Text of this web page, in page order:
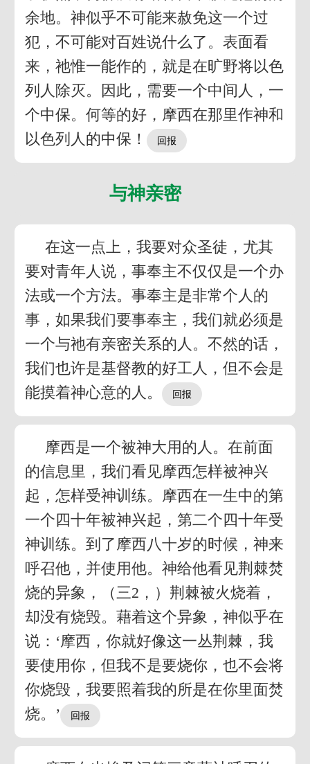
余地。神似乎不可能来赦免这一个过
犯，不可能对百姓说什么了。表面看
来，祂惟一能作的，就是在旷野将以色
列人除灭。因此，需要一个中间人，一
个中保。何等的好，摩西在那里作神和
以色列人的中保！
与神亲密
在这一点上，我要对众圣徒，尤其
要对青年人说，事奉主不仅仅是一个办
法或一个方法。事奉主是非常个人的
事，如果我们要事奉主，我们就必须是
一个与祂有亲密关系的人。不然的话，
我们也许是基督教的好工人，但不会是
能摸着神心意的人。
摩西是一个被神大用的人。在前面
的信息里，我们看见摩西怎样被神兴
起，怎样受神训练。摩西在一生中的第
一个四十年被神兴起，第二个四十年受
神训练。到了摩西八十岁的时候，神来
呼召他，并使用他。神给他看见荆棘焚
烧的异象，（三2，）荆棘被火烧着，
却没有烧毁。藉着这个异象，神似乎在
说：‘摩西，你就好像这一丛荆棘，我
要使用你，但我不是要烧你，也不会将
你烧毁，我要照着我的所是在你里面焚
烧。’